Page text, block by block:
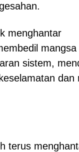
menghantar
mangsa
sistem,
dan
terus